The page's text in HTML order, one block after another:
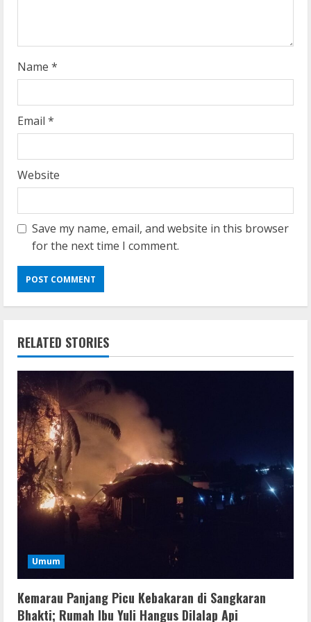
g
Name *
Email *
Website
Save my name, email, and website in this browser
for the next time I comment.
RELATED STORIES
Umum
Kemarau Panjang Picu Kebakaran di Sangkaran
Bhakti; Rumah Ibu Yuli Hangus Dilalap Api